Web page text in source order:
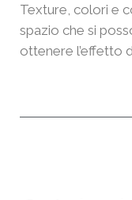
Texture, colori e
spazio che si
ottenere l’effetto